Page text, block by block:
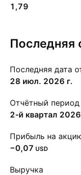
1,79
Последняя
Последняя дата
28 июл. 2026 г.
Отчётный период
2-й квартал 2026
Прибыль на
−0,07 USD
Выручка